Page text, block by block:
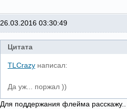
26.03.2016 03:30:49
Цитата
TLCrazyнаписал:
Да уж... поржал ))
Для поддержания флейма расскажу..